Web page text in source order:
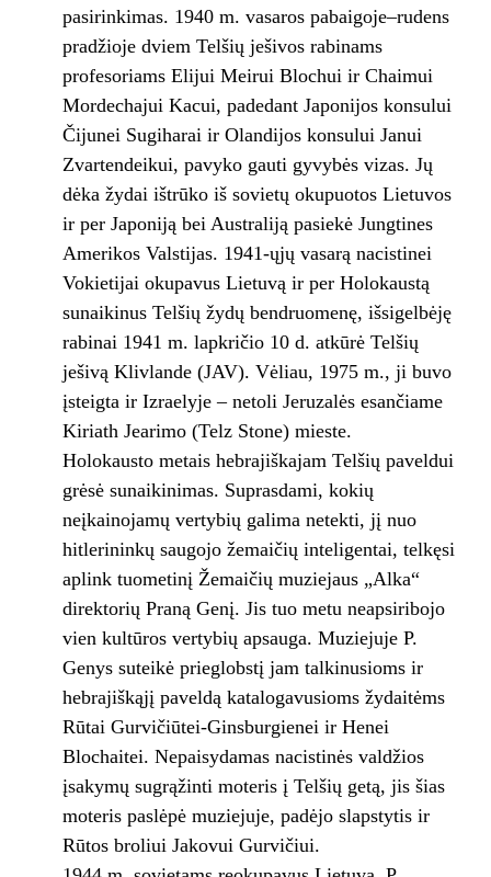
pasirinkimas. 1940 m. vasaros pabaigoje–rudens
pradžioje dviem Telšių ješivos rabinams
profesoriams Elijui Meirui Blochui ir Chaimui
Mordechajui Kacui, padedant Japonijos konsului
Čijunei Sugiharai ir Olandijos konsului Janui
Zvartendeikui, pavyko gauti gyvybės vizas. Jų
dėka žydai ištrūko iš sovietų okupuotos Lietuvos
ir per Japoniją bei Australiją pasiekė Jungtines
Amerikos Valstijas. 1941-ųjų vasarą nacistinei
Vokietijai okupavus Lietuvą ir per Holokaustą
sunaikinus Telšių žydų bendruomenę, išsigelbėję
rabinai 1941 m. lapkričio 10 d. atkūrė Telšių
ješivą Klivlande (JAV). Vėliau, 1975 m., ji buvo
įsteigta ir Izraelyje – netoli Jeruzalės esančiame
Kiriath Jearimo (Telz Stone) mieste.
Holokausto metais hebrajiškajam Telšių paveldui
grėsė sunaikinimas. Suprasdami, kokių
neįkainojamų vertybių galima netekti, jį nuo
hitlerininkų saugojo žemaičių inteligentai, telkęsi
aplink tuometinį Žemaičių muziejaus „Alka“
direktorių Praną Genį. Jis tuo metu neapsiribojo
vien kultūros vertybių apsauga. Muziejuje P.
Genys suteikė prieglobstį jam talkinusioms ir
hebrajiškąjį paveldą katalogavusioms žydaitėms
Rūtai Gurvičiūtei-Ginsburgienei ir Henei
Blochaitei. Nepaisydamas nacistinės valdžios
įsakymų sugrąžinti moteris į Telšių getą, jis šias
moteris paslėpė muziejuje, padėjo slapstytis ir
Rūtos broliui Jakovui Gurvičiui.